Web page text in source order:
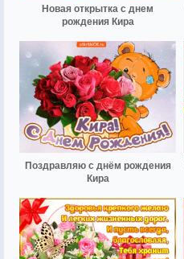
Новая открытка с днем
рождения Кира
Поздравляю с днём рождения
Кира